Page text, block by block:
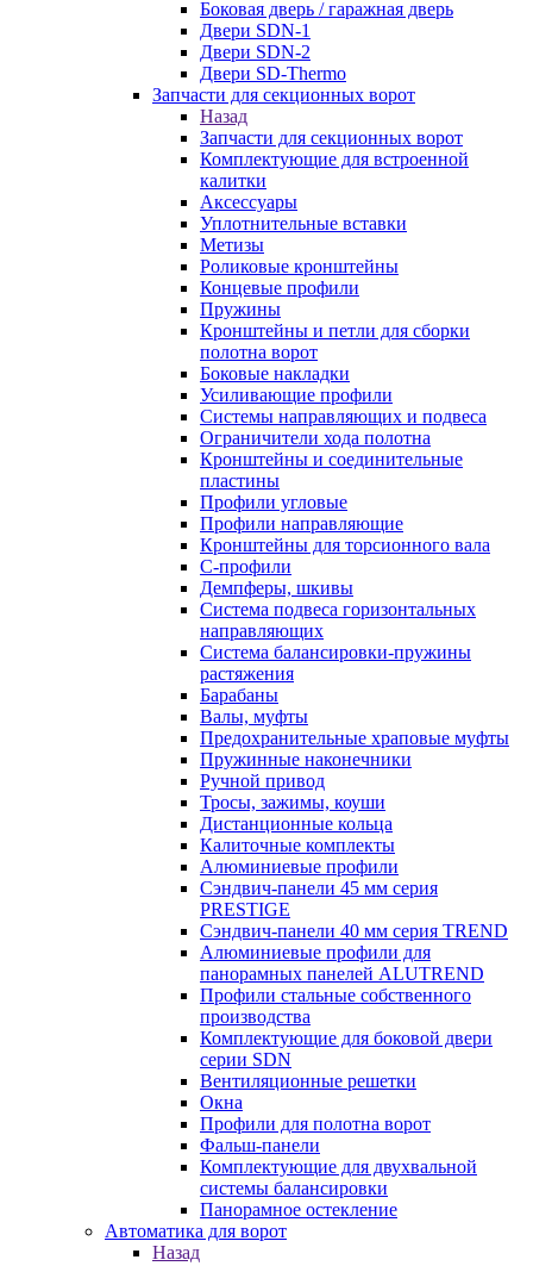
Боковая дверь / гаражная дверь
Двери SDN-1
Двери SDN-2
Двери SD-Thermo
Запчасти для секционных ворот
Назад
Запчасти для секционных ворот
Комплектующие для встроенной
калитки
Аксессуары
Уплотнительные вставки
Метизы
Роликовые кронштейны
Концевые профили
Пружины
Кронштейны и петли для сборки
полотна ворот
Боковые накладки
Усиливающие профили
Системы направляющих и подвеса
Ограничители хода полотна
Кронштейны и соединительные
пластины
Профили угловые
Профили направляющие
Кронштейны для торсионного вала
С-профили
Демпферы, шкивы
Система подвеса горизонтальных
направляющих
Система балансировки-пружины
растяжения
Барабаны
Валы, муфты
Предохранительные храповые муфты
Пружинные наконечники
Ручной привод
Тросы, зажимы, коуши
Дистанционные кольца
Калиточные комплекты
Алюминиевые профили
Сэндвич-панели 45 мм серия
PRESTIGE
Сэндвич-панели 40 мм серия TREND
Алюминиевые профили для
панорамных панелей ALUTREND
Профили стальные собственного
производства
Комплектующие для боковой двери
серии SDN
Вентиляционные решетки
Окна
Профили для полотна ворот
Фальш-панели
Комплектующие для двухвальной
системы балансировки
Панорамное остекление
Автоматика для ворот
Назад